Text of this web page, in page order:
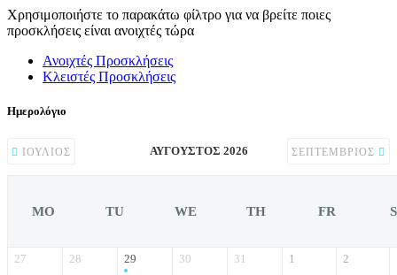
Χρησιμοποιήστε το παρακάτω φίλτρο για να βρείτε ποιες
προσκλήσεις είναι ανοιχτές τώρα
Ανοιχτές Προσκλήσεις
Κλειστές Προσκλήσεις
Ημερολόγιο
ΙΟΎΛΙΟΣ ΑΎΓΟΥΣΤΟΣ 2026 ΣΕΠΤΈΜΒΡΙΟΣ
MO TU WE TH FR
27 28 29 30 31 1 2